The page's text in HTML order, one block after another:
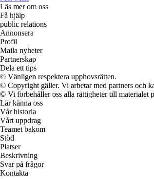
Läs mer om oss
Få hjälp
public relations
Annonsera
Profil
Maila nyheter
Partnerskap
Dela ett tips
© Vänligen respektera upphovsrätten.
© Copyright gäller. Vi arbetar med partners och
© Vi förbehåller oss alla rättigheter till materialet
Lär känna oss
Vår historia
Vårt uppdrag
Teamet bakom
Stöd
Platser
Beskrivning
Svar på frågor
Kontakta